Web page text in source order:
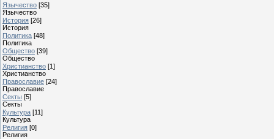
Язычество [35]
Язычество
История [26]
История
Политика [48]
Политика
Общество [39]
Общество
Христианство [1]
Христианство
Православие [24]
Православие
Секты [5]
Секты
Культура [11]
Культура
Религия [0]
Религия